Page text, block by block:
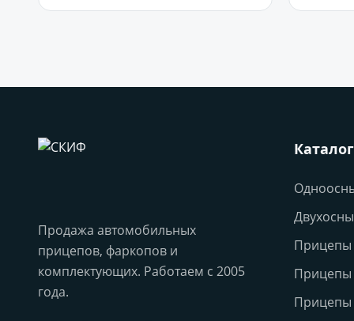
Продажа автомобильных
прицепов, фаркопов и
комплектующих. Работаем с 2005
года.
Каталог
Прицепы
Прицепы